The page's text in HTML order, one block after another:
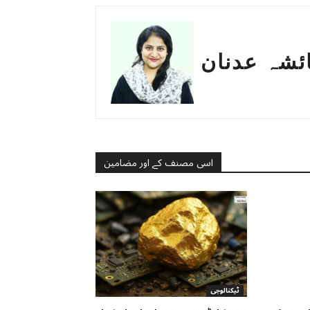
عدنان
اسی مصنف کے اور مضامین
ٹیکنالوجی